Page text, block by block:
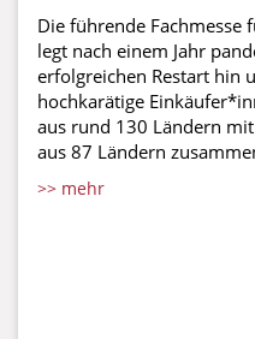
Die führende Fachmesse
legt nach einem Jahr
erfolgreichen Restart hin
hochkarätige
aus rund 130 Ländern
aus 87 Ländern
>> mehr